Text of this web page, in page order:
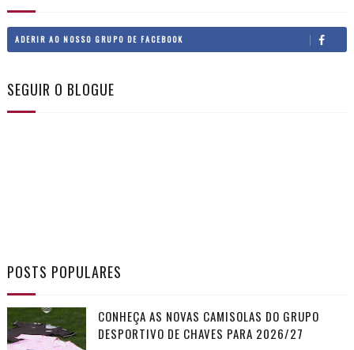
ADERIR AO NOSSO GRUPO DE FACEBOOK
SEGUIR O BLOGUE
POSTS POPULARES
CONHEÇA AS NOVAS CAMISOLAS DO GRUPO
DESPORTIVO DE CHAVES PARA 2026/27